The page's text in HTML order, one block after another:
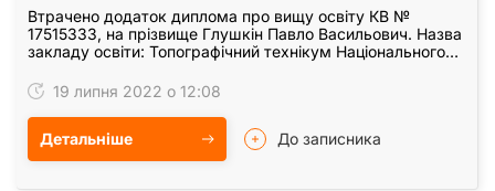
Втрачено додаток диплома про вищу освіту КВ №
17515333, на прізвище Глушкін Павло Васильович. Назва
закладу освіти: Топографічний технікум Національного
19 липня 2022 о 12:08
Детальніше До записника